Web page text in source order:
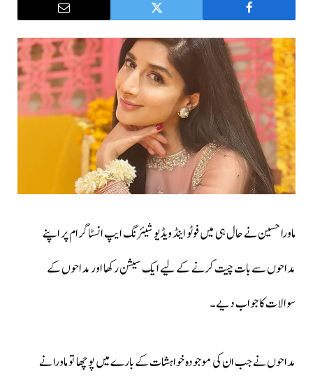
ماورا حسین نے حال ہی میں فوٹو اینڈ ویڈیو شیئرنگ ایپ انسٹاگرام پر اپنے
مداحوں سے بات چیت کرنے کے لیے ایک سیشن رکھا اور مداحوں کے
سوالات کا جواب دیے۔
مداحوں نے جب ان کی موجودہ خواہشات کے بارے میں پوچھا تو ماورا نے